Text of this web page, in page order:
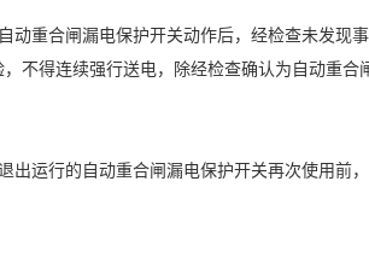
重合闸漏电保护开关动作后，经检查未发现
不得连续强行送电，除经检查确认为自动重
运行的自动重合闸漏电保护开关再次使用前